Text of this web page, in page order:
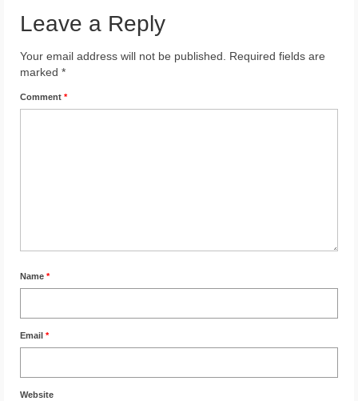
Leave a Reply
Your email address will not be published.
Required fields are
marked *
Comment *
Name *
Email *
Website